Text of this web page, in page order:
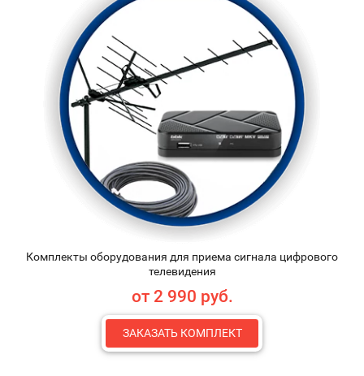
Комплекты оборудования для приема сигнала цифрового
телевидения
от 2 990 руб.
ЗАКАЗАТЬ КОМПЛЕКТ